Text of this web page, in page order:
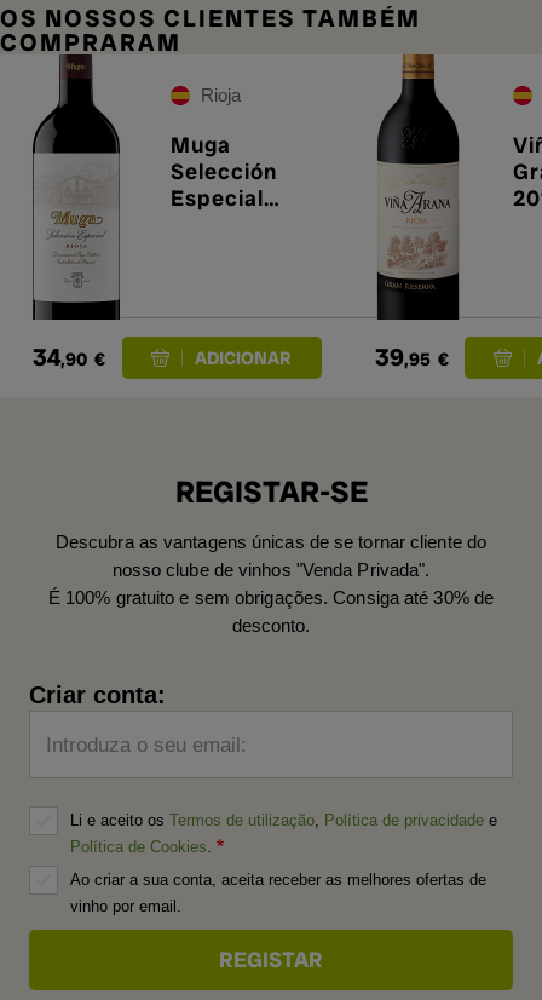
OS NOSSOS CLIENTES TAMBÉM
COMPRARAM
Rioja
Muga
Selección
Especial
34,90 € 39,95 €
REGISTAR-SE
Descubra as vantagens únicas de se tornar cliente do
nosso clube de vinhos "Venda Privada".
É 100% gratuito e sem obrigações. Consiga até 30% de
desconto.
Criar conta:
Introduza o seu email:
Li e aceito os Termos de utilização Política de privacidade e
Política de Cookies
Ao criar a sua conta, aceita receber as melhores ofertas de
vinho por email.